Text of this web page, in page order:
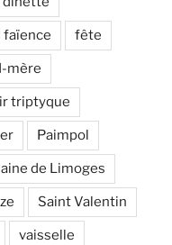
faïence fête
mère
triptyque
Paimpol
de Limoges
Saint Valentin
vaisselle